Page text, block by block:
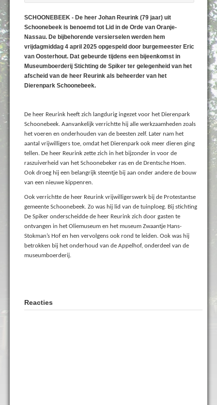
SCHOONEBEEK - De heer Johan Reurink (79 jaar) uit
Schoonebeek is benoemd tot Lid in de Orde van Oranje-
Nassau. De bijbehorende versierselen werden hem
vrijdagmiddag 4 april 2025 opgespeld door burgemeester Eric
van Oosterhout. Dat gebeurde tijdens een bijeenkomst in
Museumboerderij Stichting de Spiker ter gelegenheid van het
afscheid van de heer Reurink als beheerder van het
Dierenpark Schoonebeek.
De heer Reurink heeft zich langdurig ingezet voor het Dierenpark
Schoonebeek. Aanvankelijk verrichtte hij alle werkzaamheden zoals
het voeren en onderhouden van de beesten zelf. Later nam het
aantal vrijwilligers toe, omdat het Dierenpark ook meer dieren ging
tellen. De heer Reurink zette zich in het bijzonder in voor de
raszuiverheid van het Schoonebeker ras en de Drentsche Hoen.
Ook droeg hij een belangrijk steentje bij aan onder andere de bouw
van een nieuwe kippenren.
Ook verrichtte de heer Reurink vrijwilligerswerk bij de Protestantse
gemeente Schoonebeek. Zo was hij lid van de tuinploeg. Bij stichting
De Spiker onderscheidde de heer Reurink zich door gasten te
ontvangen in het Oliemuseum en het museum Zwaantje Hans-
Stokman’s Hof en hen vervolgens ook rond te leiden. Ook was hij
betrokken bij het onderhoud van de Appelhof, onderdeel van de
museumboerderij.
Reacties